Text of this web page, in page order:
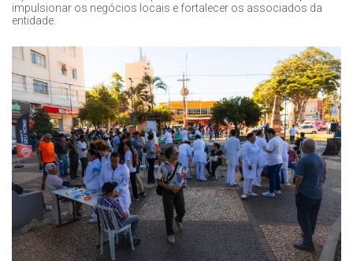
impulsionar os negócios locais e fortalecer os associados da
entidade.